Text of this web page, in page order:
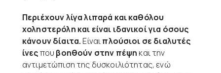
Περιέχουν λίγα λιπαρά και καθόλου
χοληστερόλη και είναι ιδανικοί για όσους
κάνουν δίαιτα. Είναιπλούσιοι σε διαλυτές
ίνεςπου βοηθούν στην πέψη και την
αντιμετώπιση της δυσκοιλιότητας, ενώ